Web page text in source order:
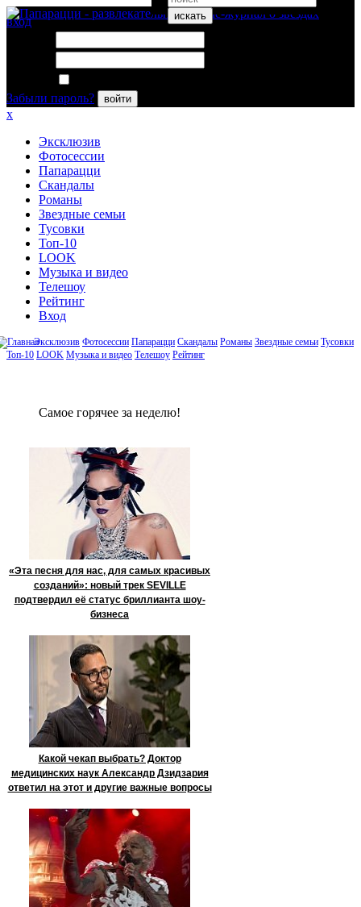
искать
вход
Забыли пароль?
войти
x
Эксклюзив
Фотосессии
Папарацци
Скандалы
Романы
Звездные семьи
Тусовки
Топ-10
LOOK
Музыка и видео
Телешоу
Рейтинг
Вход
Эксклюзив Фотосессии Папарацци Скандалы Романы Звездные семьи Тусовки
Топ-10 LOOK Музыка и видео Телешоу Рейтинг
Сaмое гoрячее за неделю!
«Эта песня для нас, для самых красивых
созданий»: новый трек SEVILLE
подтвердил её статус бриллианта шоу-
бизнеса
Какой чекап выбрать? Доктор
медицинских наук Александр Дзидзария
ответил на этот и другие важные вопросы